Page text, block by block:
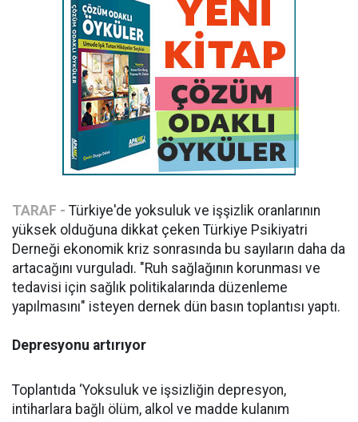
TARAF - Türkiye'de yoksuluk ve işşizlik oranlarının
yüksek olduğuna dikkat çeken Türkiye Psikiyatri
Derneği ekonomik kriz sonrasında bu sayıların daha da
artacağını vurguladı. "Ruh sağlağının korunması ve
tedavisi için sağlık politikalarında düzenleme
yapılmasını" isteyen dernek dün basın toplantısı yaptı.
Depresyonu artırıyor
Toplantıda ‘Yoksuluk ve işsizliğin depresyon,
intiharlara bağlı ölüm, alkol ve madde kulanım